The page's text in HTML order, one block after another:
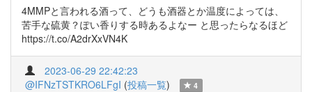
4MMPと言われる酒って、どうも酒器とか温度によっては、
苦手な硫黄？ぽい香りする時あるよなー と思ったらなるほど
https://t.co/A2drXxVN4K
2023-06-29 22:42:23
@IFNzTSTKRO6LFgI (投稿一覧) 4